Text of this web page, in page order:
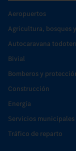
Aeropuertos
Agricultura, bosques
Autocaravana
Bivial
Bomberos y
Construcción
Energía
Servicios
Tráfico de reparto